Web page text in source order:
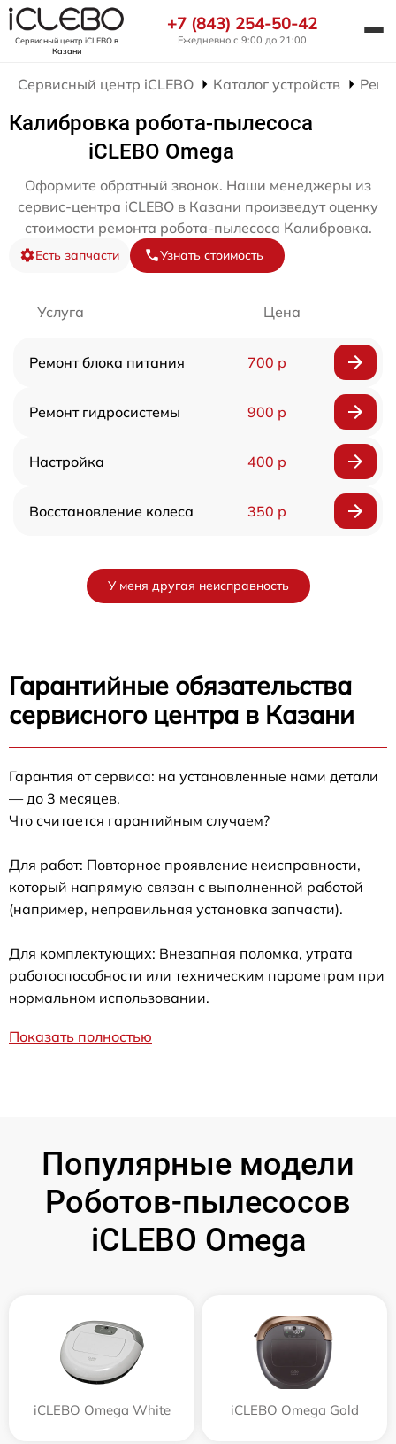
Сервисный центр iCLEBOв
Казани
+7 (843) 254-50-42
Ежедневно с 9:00 до 21:00
Сервисный центр iCLEBO Каталог устройств
Калибровка робота-пылесоса
iCLEBO Omega
Оформите обратный звонок. Наши менеджеры из
сервис-центра iCLEBO в Казани произведут оценку
стоимости ремонта робота-пылесоса Калибровка.
Есть запчасти Узнать стоимость
Услуга Цена
Ремонт блока питания 700 р
Ремонт гидросистемы 900 р
Настройка 400 р
Восстановление колеса 350 р
У меня другая неисправность
Гарантийные обязательства
сервисного центра в Казани
Гарантия от сервиса: на установленные нами детали
— до 3 месяцев.
Что считается гарантийным случаем?
Для работ: Повторное проявление неисправности,
который напрямую связан с выполненной работой
(например, неправильная установка запчасти).
Для комплектующих: Внезапная поломка, утрата
работоспособности или техническим параметрам при
нормальном использовании.
Показать полностью
Популярные модели
Роботов-пылесосов
iCLEBO Omega
iCLEBO Omega White iCLEBO Omega Gold